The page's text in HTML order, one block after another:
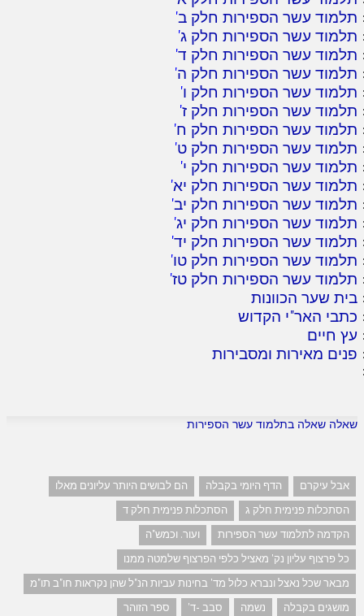
תלמוד עשר הספירות חלק ב'
תלמוד עשר הספירות חלק ג'
תלמוד עשר הספירות חלק ד'
תלמוד עשר הספירות חלק ה'
תלמוד עשר הספירות חלק ו'
תלמוד עשר הספירות חלק ז'
תלמוד עשר הספירות חלק ח'
תלמוד עשר הספירות חלק ט'
תלמוד עשר הספירות חלק י'
תלמוד עשר הספירות חלק יא'
תלמוד עשר הספירות חלק יב'
תלמוד עשר הספירות חלק יג'
תלמוד עשר הספירות חלק יד'
תלמוד עשר הספירות חלק טו'
תלמוד עשר הספירות חלק טז'
בית שער הכוונות
כתבי האר"י הקדוש
עץ חיים
פנים מאירות ומסבירות
שאלה שאלה בתלמוד עשר הספירות
אבל עיקרם הדף היומי בקבלה
הם לבושים היותר עליונים מאלו
הסתכלות פנימית חלק ג
הסתכלות פנימית חלק ד
הקדמה לתלמוד עשר הספירות
ועור. וכמש"ה
כל פרצוף עליון נק' מאציל כלפי הפרצוף שלמטה ממנו
מבאר שכל נאצל ונברא כלול מד' בחינות עביות הנ"ל שהן נקראות חו"ב תו"מ
מושגים בקבלה
נשמה סבב -ד'
ספר הזוהר